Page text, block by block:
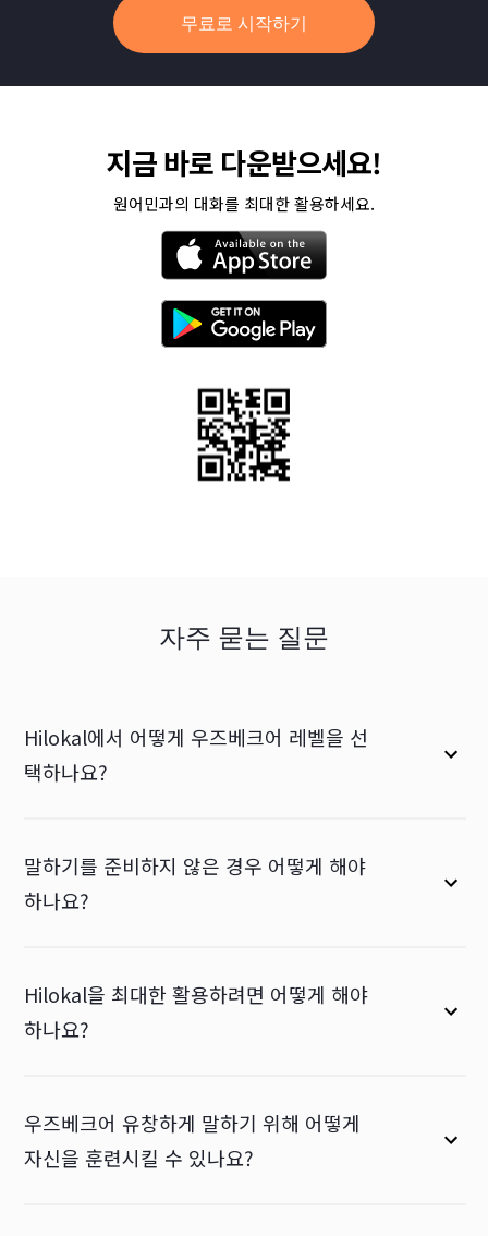
무료로 시작하기
지금 바로 다운받으세요!
원어민과의 대화를 최대한 활용하세요.
자주 묻는 질문
Hilokal에서 어떻게 우즈베크어 레벨을 선
택하나요?
말하기를 준비하지 않은 경우 어떻게 해야
하나요?
Hilokal을 최대한 활용하려면 어떻게 해야
하나요?
우즈베크어 유창하게 말하기 위해 어떻게
자신을 훈련시킬 수 있나요?